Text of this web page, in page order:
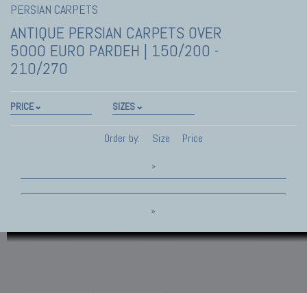
PERSIAN CARPETS
ANTIQUE PERSIAN CARPETS OVER
5000 EURO PARDEH | 150/200 -
210/270
PRICE SIZES
Order by: Size Price
»
»